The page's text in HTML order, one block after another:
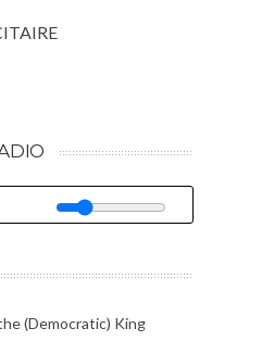
(Democratic) King